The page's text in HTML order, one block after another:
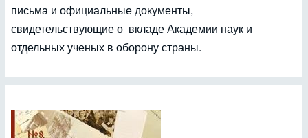
письма и официальные документы,
свидетельствующие о вкладе Академии наук и
отдельных ученых в оборону страны.